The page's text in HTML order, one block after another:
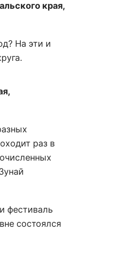
края,
На эти и
раз в
фестиваль
состоялся